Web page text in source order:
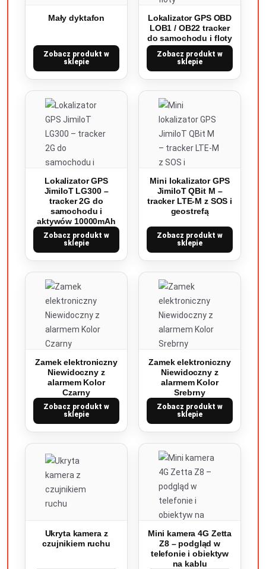
Mały dyktafon
Zobacz produkt w
sklepie
Lokalizator GPS OBD
LOB1 / OB22 tracker
do samochodu i floty
Zobacz produkt w
sklepie
Lokalizator GPS
JimiIoT LG300 –
tracker 2G do
samochodu i
aktywów 10000mAh
Zobacz produkt w
sklepie
Mini lokalizator GPS
JimiIoT QBit M –
tracker LTE-M z SOS i
geostrefą
Zobacz produkt w
sklepie
Zamek elektroniczny
Niewidoczny z
alarmem Kolor
Czarny
Zobacz produkt w
sklepie
Zamek elektroniczny
Niewidoczny z
alarmem Kolor
Srebrny
Zobacz produkt w
sklepie
Ukryta kamera z
czujnikiem ruchu
Mini kamera 4G Zetta
Z8 – podgląd w
telefonie i obiektyw
na kablu